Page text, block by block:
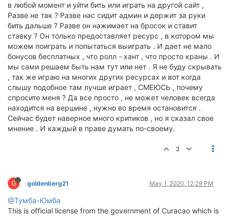
в любой момент и уйти бить или играть на другой сайт ,
Разве не так ? Разве нас сидит админ и держит за руки
бить дальше ? Разве он нажимает на бросок и ставит
ставку ? Он только предоставляет ресурс , в котором мы
можем поиграть и попытаться выиграть . И дает не мало
бонусов бесплатных , что ролл - хант , что просто краны . И
мы сами решаем быть нам тут или нет . Я не буду скрывать
, так же играю на многих других ресурсах и вот когда
слышу подобное там лучше играет , СМЕЮСЬ , почему
спросите меня ? Да все просто , не может человек всегда
находится на вершине , нужно во время остановится .
Сейчас будет наверное много критиков , но я сказал свое
мнение . И каждый в праве думать по-своему.
3
G goldenberg21 May 1, 2020, 12:29 PM
@Тумба-Юмба
This is official license from the government of Curacao which is